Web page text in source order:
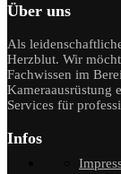
Über uns
Als
Herzblut. Wir
Fachwissen im
Kameraausrüstung
Services für
Infos